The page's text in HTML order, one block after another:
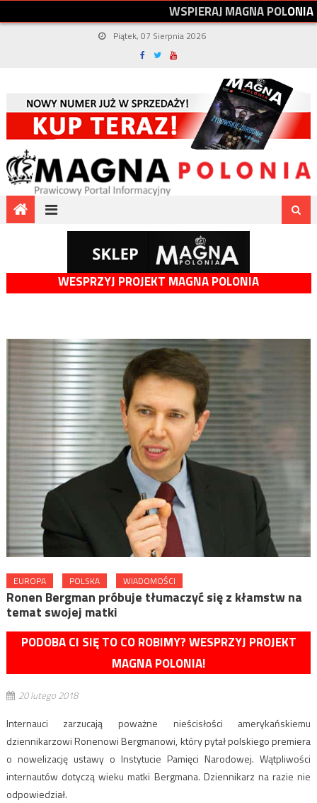
WSPIERAJMAGNAPOLONIA
Piątek, 07 Sierpnia 2026
WESPRZYJ PROJEKT MAGNA POLONIA
EUROPA POLSKA WIADOMOŚCI
Ronen Bergman próbuje tłumaczyć się z kłamstw na
temat swojej matki
PODOBA CI SIĘ TO CO ROBIMY? WESPRZYJ PROJEKT
MAGNA POLONIA!
20 lutego 2018
Internauci zarzucają poważne nieścisłości amerykańskiemu
dziennikarzowi Ronenowi Bergmanowi, który pytał polskiego premiera
o nowelizację ustawy o Instytucie Pamięci Narodowej. Wątpliwości
internautów dotyczą wieku matki Bergmana. Dziennikarz na razie nie
odpowiedział.